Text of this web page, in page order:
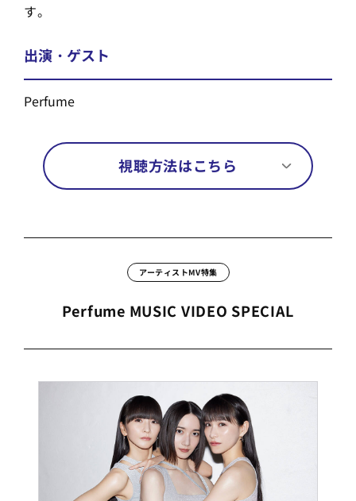
す。
出演・ゲスト
Perfume
視聴方法はこちら
アーティストMV特集
Perfume MUSIC VIDEO SPECIAL